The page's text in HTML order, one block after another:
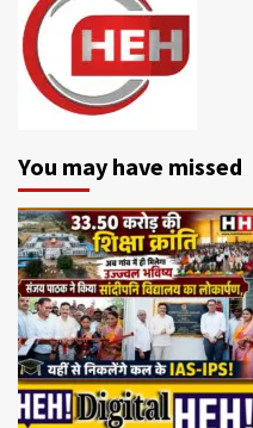
You may have missed